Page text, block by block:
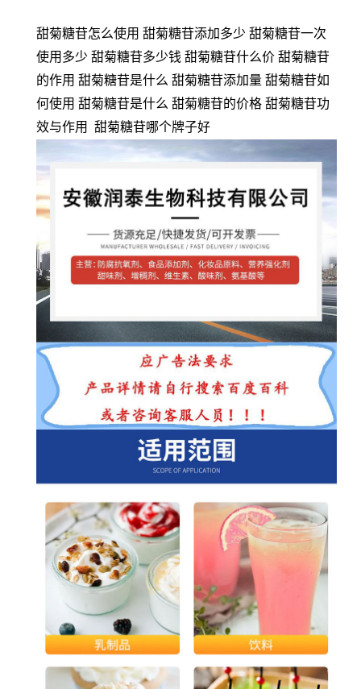
甜菊糖苷怎么使用 甜菊糖苷添加多少 甜菊糖苷一次
使用多少 甜菊糖苷多少钱 甜菊糖苷什么价 甜菊糖苷
的作用 甜菊糖苷是什么 甜菊糖苷添加量 甜菊糖苷如
何使用 甜菊糖苷是什么 甜菊糖苷的价格 甜菊糖苷功
效与作用 甜菊糖苷哪个牌子好